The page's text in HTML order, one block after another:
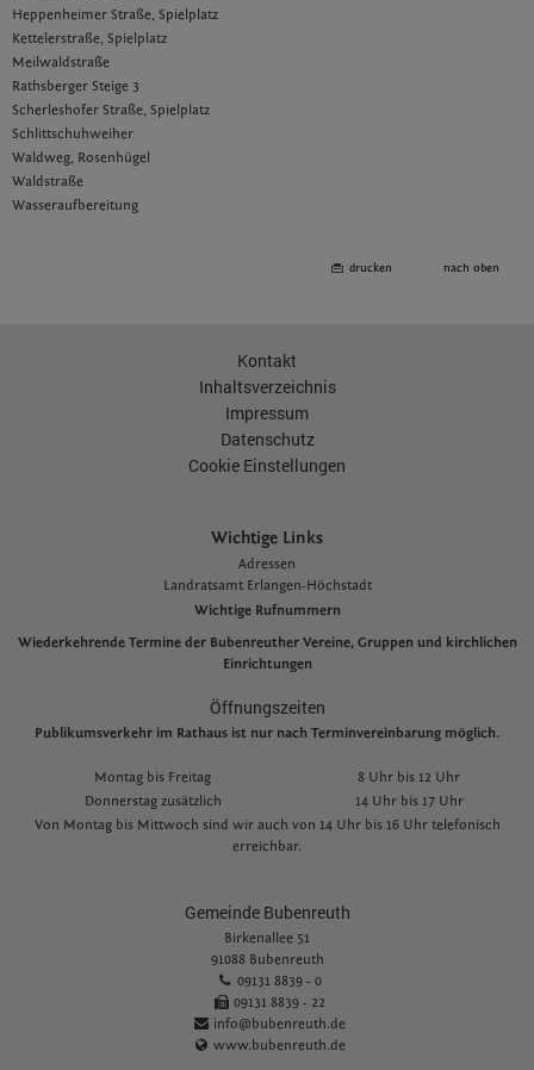
Heppenheimer Straße, Spielplatz
Kettelerstraße, Spielplatz
Meilwaldstraße
Rathsberger Steige 3
Scherleshofer Straße, Spielplatz
Schlittschuhweiher
Waldweg, Rosenhügel
Waldstraße
Wasseraufbereitung
drucken nach oben
Kontakt
Inhaltsverzeichnis
Impressum
Datenschutz
Cookie Einstellungen
Wichtige Links
Adressen
Landratsamt Erlangen-Höchstadt
Wichtige Rufnummern
Wiederkehrende Termine der Bubenreuther Vereine, Gruppen und kirchlichen
Einrichtungen
Öffnungszeiten
Publikumsverkehr im Rathaus ist nur nach Terminvereinbarung möglich.
Montag bis Freitag
8 Uhr bis 12 Uhr
Donnerstag zusätzlich
14 Uhr bis 17 Uhr
Von Montag bis Mittwoch sind wir auch von 14 Uhr bis 16 Uhr telefonisch
erreichbar.
Gemeinde Bubenreuth
Birkenallee 51
91088 Bubenreuth
09131 8839 - 0
09131 8839 - 22
info@bubenreuth.de
www.bubenreuth.de